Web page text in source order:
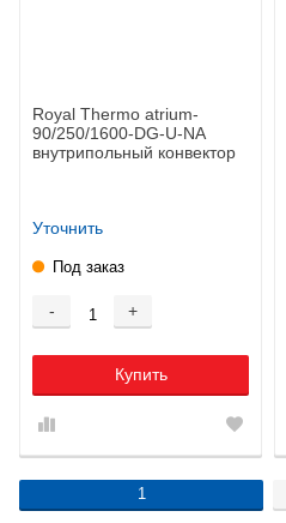
Royal Thermo atrium-
90/250/1600-DG-U-NA
внутрипольный конвектор
Уточнить
Под заказ
- +
Купить
1